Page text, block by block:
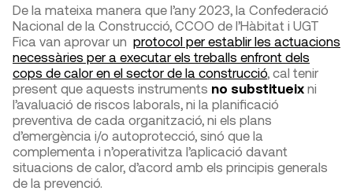
De la mateixa manera que l’any 2023, la Confederació
Nacional de la Construcció, CCOO de l’Hàbitat i UGT
Fica van aprovar un protocol per establir les actuacions
necessàries per a executar els treballs enfront dels
cops de calor en el sector de la construcció , cal tenir
present que aquests instruments no substitueix ni
l’avaluació de riscos laborals, ni la planificació
preventiva de cada organització, ni els plans
d’emergència i/o autoprotecció, sinó que la
complementa i n’operativitza l’aplicació davant
situacions de calor, d’acord amb els principis generals
de la prevenció.